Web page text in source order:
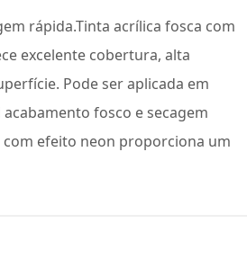
rápida.Tinta acrílica fosca com
excelente cobertura, alta
Pode ser aplicada em
fosco e secagem
com efeito neon proporciona um